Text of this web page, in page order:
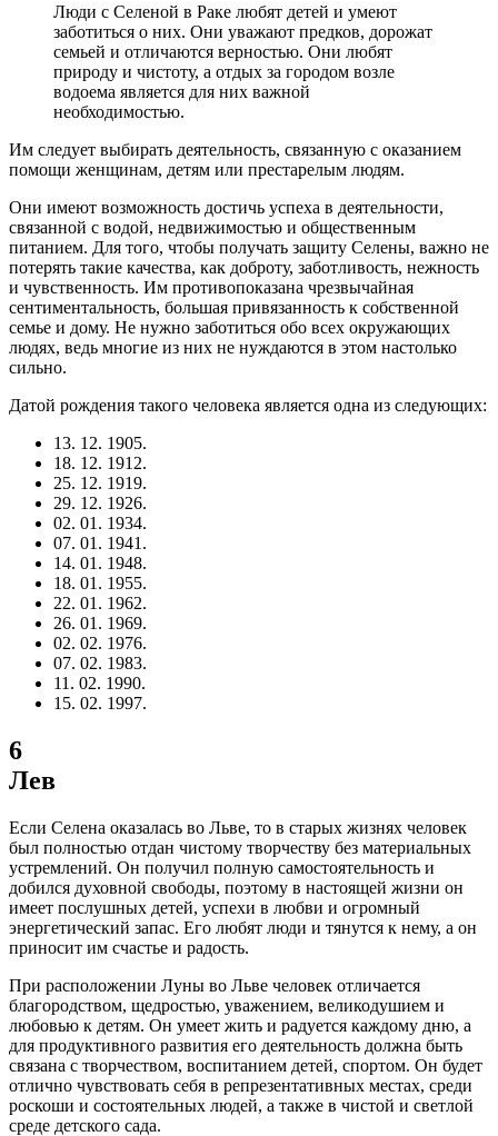
Люди с Селеной в Раке любят детей и умеют
заботиться о них. Они уважают предков, дорожат
семьей и отличаются верностью. Они любят
природу и чистоту, а отдых за городом возле
водоема является для них важной
необходимостью.
Им следует выбирать деятельность, связанную с оказанием
помощи женщинам, детям или престарелым людям.
Они имеют возможность достичь успеха в деятельности,
связанной с водой, недвижимостью и общественным
питанием. Для того, чтобы получать защиту Селены, важно не
потерять такие качества, как доброту, заботливость, нежность
и чувственность. Им противопоказана чрезвычайная
сентиментальность, большая привязанность к собственной
семье и дому. Не нужно заботиться обо всех окружающих
людях, ведь многие из них не нуждаются в этом настолько
сильно.
Датой рождения такого человека является одна из следующих:
13. 12. 1905.
18. 12. 1912.
25. 12. 1919.
29. 12. 1926.
02. 01. 1934.
07. 01. 1941.
14. 01. 1948.
18. 01. 1955.
22. 01. 1962.
26. 01. 1969.
02. 02. 1976.
07. 02. 1983.
11. 02. 1990.
15. 02. 1997.
6
Лев
Если Селена оказалась во Льве, то в старых жизнях человек
был полностью отдан чистому творчеству без материальных
устремлений. Он получил полную самостоятельность и
добился духовной свободы, поэтому в настоящей жизни он
имеет послушных детей, успехи в любви и огромный
энергетический запас. Его любят люди и тянутся к нему, а он
приносит им счастье и радость.
При расположении Луны во Льве человек отличается
благородством, щедростью, уважением, великодушием и
любовью к детям. Он умеет жить и радуется каждому дню, а
для продуктивного развития его деятельность должна быть
связана с творчеством, воспитанием детей, спортом. Он будет
отлично чувствовать себя в репрезентативных местах, среди
роскоши и состоятельных людей, а также в чистой и светлой
среде детского сада.